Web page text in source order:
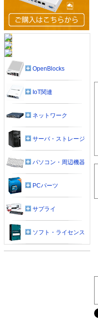
OpenBlocks
IoT関連
ネットワーク
サーバ・ストレージ
パソコン・周辺機器
PCパーツ
サプライ
ソフト・ライセンス